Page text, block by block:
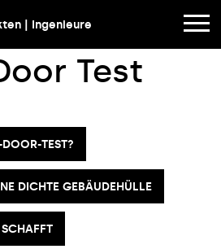
| Ingenieure
Test
TEST?
DICHTE GEBÄUDEHÜLLE